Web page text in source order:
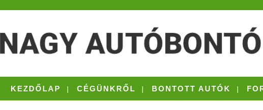
KEZDŐLAP CÉGÜNKRŐL BONTOTT AUTÓK